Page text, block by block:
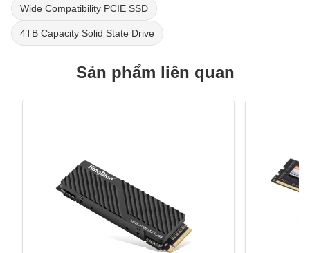
Wide Compatibility PCIE SSD
4TB Capacity Solid State Drive
Sản phẩm liên quan